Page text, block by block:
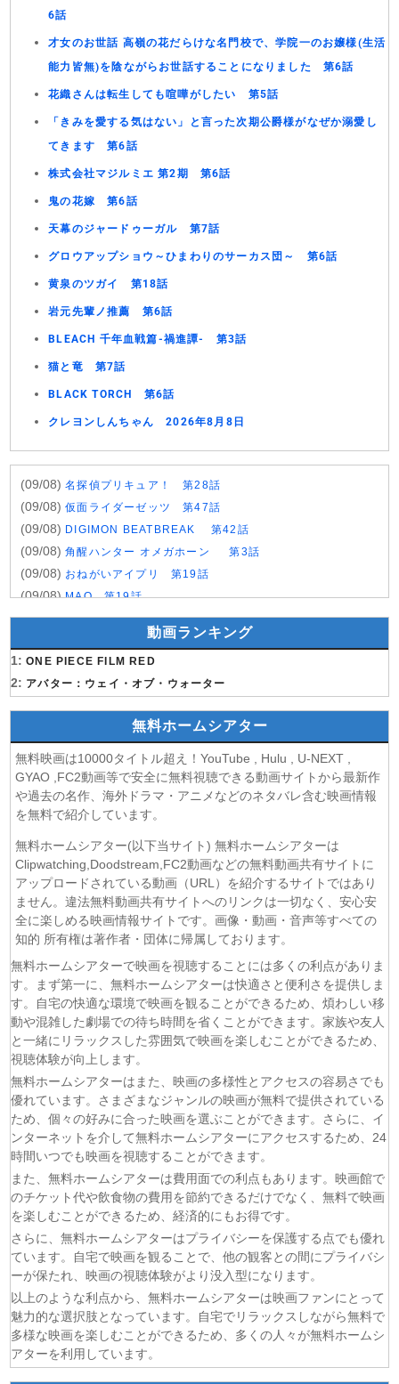
6話
才女のお世話 高嶺の花だらけな名門校で、学院一のお嬢様(生活
能力皆無)を陰ながらお世話することになりました 第6話
花織さんは転生しても喧嘩がしたい 第5話
「きみを愛する気はない」と言った次期公爵様がなぜか溺愛し
てきます 第6話
株式会社マジルミエ 第2期 第6話
鬼の花嫁 第6話
天幕のジャードゥーガル 第7話
グロウアップショウ～ひまわりのサーカス団～ 第6話
黄泉のツガイ 第18話
岩元先輩ノ推薦 第6話
BLEACH 千年血戦篇-禍進譚- 第3話
猫と竜 第7話
BLACK TORCH 第6話
クレヨンしんちゃん 2026年8月8日
(09/08)名探偵プリキュア！ 第28話
(09/08)仮面ライダーゼッツ 第47話
(09/08) DIGIMON BEATBREAK 第42話
(09/08)角醒ハンター オメガホーン 第3話
(09/08) おねがいアイプリ 第19話
(09/08)MAO 第19話
(09/08)才女のお世話 高嶺の花だらけな名門校で、学院一のお嬢様
(生活能力皆無)を陰ながらお世話することになりました 第6話
(09/08)魔法少女リリカルなのは EXCEEDS Gun Blaze
Vengeance 第6話
(09/08)「きみを愛する気はない」と言った次期公爵様がなぜか溺
愛してきます 第6話
(09/08)花織さんは転生しても喧嘩がしたい 第5話
(08/08)株式会社マジルミエ 第2期 第6話
(08/08) 鬼の花嫁 第6話
(08/08) ミッドナイト屋台2〜ル・モンドゥ〜 第6話
(08/08) 黄泉のツガイ 第18話
(08/08) グロウアップショウ～ひまわりのサーカス団～ 第6話
(08/08) 夏色の雲が恋と嵐をまきおこす 第5話
(08/08) 岩元先輩ノ推薦 第6話
(08/08)BLEACH 千年血戦篇-禍進譚- 第3話
(08/08)BLACK TORCH 第6話
(08/08)猫と竜 第7話
(08/08)告白ー25年目の秘密ー 第5話
(08/08)クレヨンしんちゃん 2026年8月8日
(08/08)ドラえもん 2026年8月8日
(08/08) 本好きの下剋上 領主の養女 第17話
(08/08)うしろの正面カムイさん 第6話
(08/08)ヘルモード～やり込み好きのゲーマーは廃設定の異世界で
無双する～ 2nd Season 第6話
(08/08)晩酌の流儀５ 〜夏編〜 第6話
(07/08)探偵のままでいて 第4話
(07/08)ストレンジ-伊藤潤二の夜も眠れぬ奇妙な話- 第6話
動画ランキング
1: ONE PIECE FILM RED
2: アバター：ウェイ・オブ・ウォーター
無料ホームシアター
無料映画は10000タイトル超え！YouTube , Hulu , U-NEXT ,
GYAO ,FC2動画等で安全に無料視聴できる動画サイトから最新作
や過去の名作、海外ドラマ・アニメなどのネタバレ含む映画情報
を無料で紹介しています。
無料ホームシアター(以下当サイト) 無料ホームシアターは
Clipwatching,Doodstream,FC2動画などの無料動画共有サイトに
アップロードされている動画（URL）を紹介するサイトではあり
ません。違法無料動画共有サイトへのリンクは一切なく、安心安
全に楽しめる映画情報サイトです。画像・動画・音声等すべての
知的 所有権は著作者・団体に帰属しております。
無料ホームシアターで映画を視聴することには多くの利点がありま
す。まず第一に、無料ホームシアターは快適さと便利さを提供しま
す。自宅の快適な環境で映画を観ることができるため、煩わしい移
動や混雑した劇場での待ち時間を省くことができます。家族や友人
と一緒にリラックスした雰囲気で映画を楽しむことができるため、
視聴体験が向上します。
無料ホームシアターはまた、映画の多様性とアクセスの容易さでも
優れています。さまざまなジャンルの映画が無料で提供されている
ため、個々の好みに合った映画を選ぶことができます。さらに、イ
ンターネットを介して無料ホームシアターにアクセスするため、24
時間いつでも映画を視聴することができます。
また、無料ホームシアターは費用面での利点もあります。映画館で
のチケット代や飲食物の費用を節約できるだけでなく、無料で映画
を楽しむことができるため、経済的にもお得です。
さらに、無料ホームシアターはプライバシーを保護する点でも優れ
ています。自宅で映画を観ることで、他の観客との間にプライバシ
ーが保たれ、映画の視聴体験がより没入型になります。
以上のような利点から、無料ホームシアターは映画ファンにとって
魅力的な選択肢となっています。自宅でリラックスしながら無料で
多様な映画を楽しむことができるため、多くの人々が無料ホームシ
アターを利用しています。